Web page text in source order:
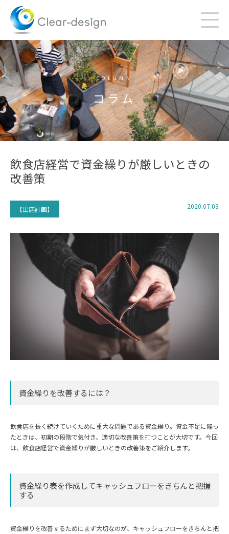
content
COLUMN
コラム
飲食店経営で資金繰りが厳しいときの
改善策
【出店計画】 2020.07.03
資金繰りを改善するには？
飲食店を長く続けていくために重大な問題である資金繰り。資金不足に陥っ
たときは、初期の段階で気付き、適切な改善策を打つことが大切です。今回
は、飲食店経営で資金繰りが厳しいときの改善策をご紹介します。
資金繰り表を作成してキャッシュフローをきちんと把握
する
資金繰りを改善するためにまず大切なのが、キャッシュフローをきちんと把